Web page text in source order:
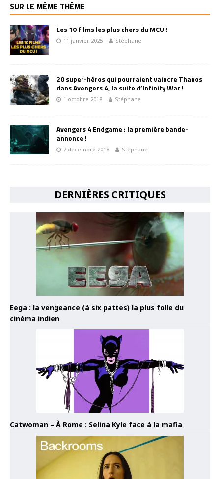
SUR LE MÊME THÈME
Les 10 films les plus chers du MCU !
11 janvier 2025 Stéphane
20 super-héros qui pourraient vaincre Thanos
dans Avengers 4, la suite d’Infinity War !
1 octobre 2018 Stéphane
Avengers 4 Endgame : la première bande-
annonce !
7 décembre 2018 Stéphane
DERNIÈRES CRITIQUES
Eega : la vengeance (à six pattes) la plus folle du
cinéma indien
Catwoman – À Rome : Selina Kyle face à la mafia